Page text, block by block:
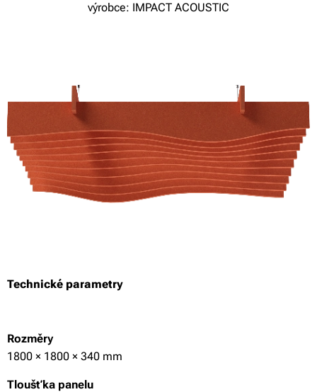
výrobce: IMPACT ACOUSTIC
Technické parametry
Rozměry
1800 × 1800 × 340 mm
Tloušťka panelu